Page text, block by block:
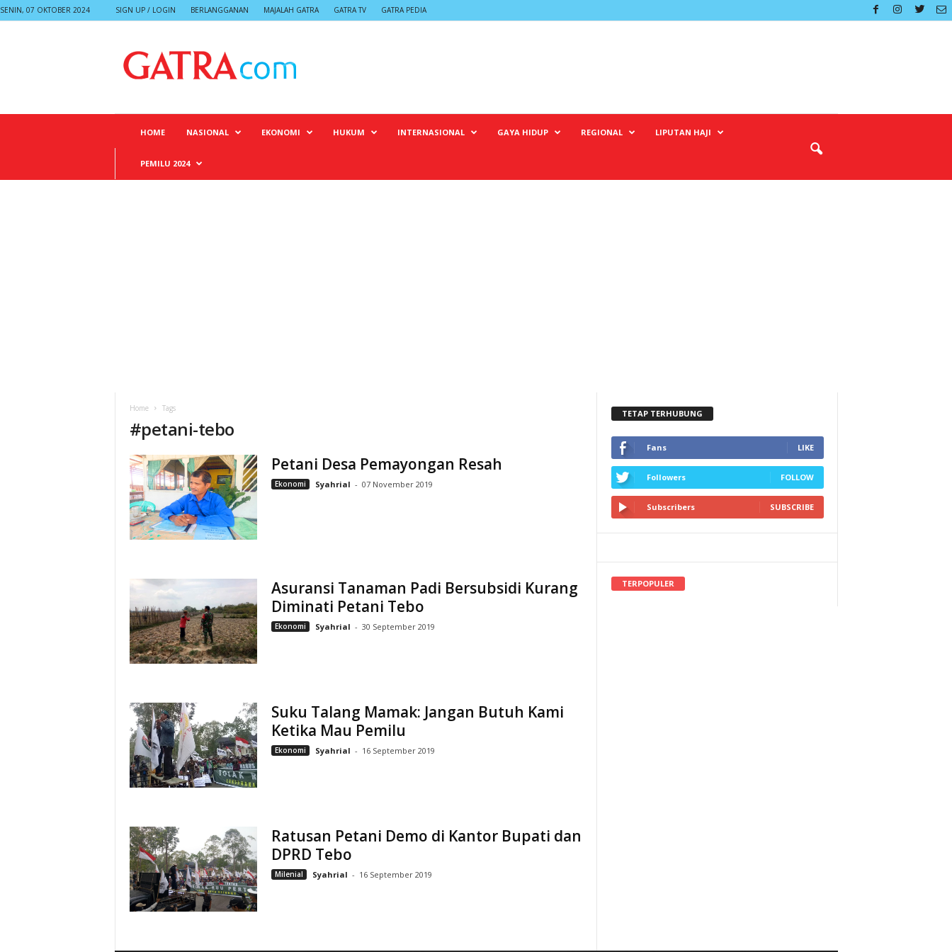
SENIN, 07 OKTOBER 2024 SIGN UP / LOGIN BERLANGGANAN MAJALAH GATRA GATRA TV GATRA PEDIA
HOME NASIONAL EKONOMI HUKUM INTERNASIONAL GAYA HIDUP REGIONAL LIPUTAN HAJI
PEMILU 2024
Home Tags
#petani-tebo
Petani Desa Pemayongan Resah
Ekonomi Syahrial - 07 November 2019
Asuransi Tanaman Padi Bersubsidi Kurang
Diminati Petani Tebo
Ekonomi Syahrial - 30 September 2019
Suku Talang Mamak: Jangan Butuh Kami
Ketika Mau Pemilu
Ekonomi Syahrial - 16 September 2019
Ratusan Petani Demo di Kantor Bupati dan
DPRD Tebo
Milenial Syahrial - 16 September 2019
TETAP TERHUBUNG
Fans LIKE
Followers FOLLOW
Subscribers SUBSCRIBE
TERPOPULER